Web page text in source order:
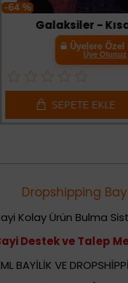
-64 %
Galaksiler - Kısa
Üyelere Özel
Üye Olunuz
SEPETE EKLE
Dropshipping
Kolay Ürün Bulma
Destek ve Talep
BAYİLİK VE